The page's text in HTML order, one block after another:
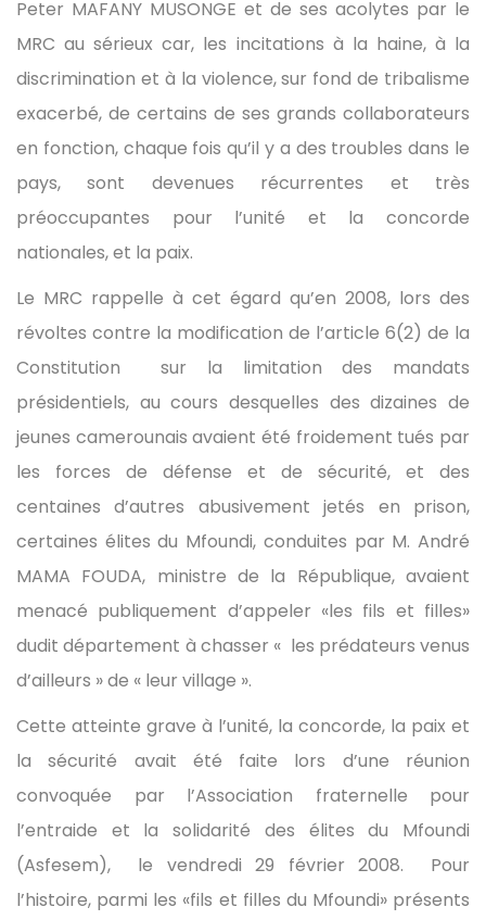
Peter MAFANY MUSONGE et de ses acolytes par le
MRC au sérieux car, les incitations à la haine, à la
discrimination et à la violence, sur fond de tribalisme
exacerbé, de certains de ses grands collaborateurs
en fonction, chaque fois qu’il y a des troubles dans le
pays, sont devenues récurrentes et très
préoccupantes pour l’unité et la concorde
nationales, et la paix.
Le MRC rappelle à cet égard qu’en 2008, lors des
révoltes contre la modification de l’article 6(2) de la
Constitution sur la limitation des mandats
présidentiels, au cours desquelles des dizaines de
jeunes camerounais avaient été froidement tués par
les forces de défense et de sécurité, et des
centaines d’autres abusivement jetés en prison,
certaines élites du Mfoundi, conduites par M. André
MAMA FOUDA, ministre de la République, avaient
menacé publiquement d’appeler «les fils et filles»
dudit département à chasser « les prédateurs venus
d’ailleurs » de « leur village ».
Cette atteinte grave à l’unité, la concorde, la paix et
la sécurité avait été faite lors d’une réunion
convoquée par l’Association fraternelle pour
l’entraide et la solidarité des élites du Mfoundi
(Asfesem), le vendredi 29 février 2008. Pour
l’histoire, parmi les «fils et filles du Mfoundi» présents